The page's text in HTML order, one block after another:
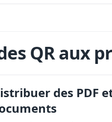
QR aux
des PDF